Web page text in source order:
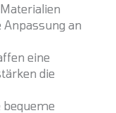
an
eine
die
bequeme